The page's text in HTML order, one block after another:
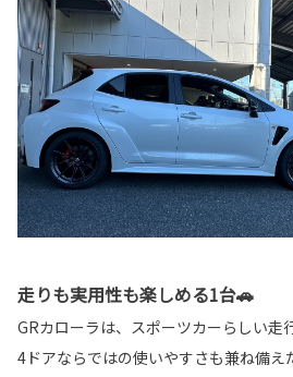
走りも実用性も楽しめる1台🚗
GRカローラは、スポーツカーらしい走
4ドアならではの使いやすさも兼ね備え